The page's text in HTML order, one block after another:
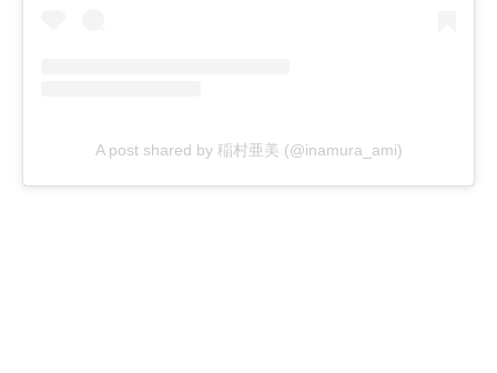
A post shared by 稲村亜美 (@inamura_ami)